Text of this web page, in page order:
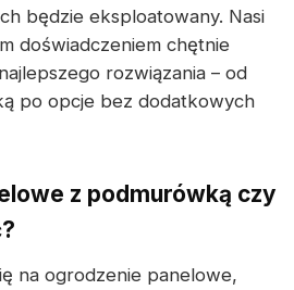
będzie eksploatowany. Nasi
doświadczeniem chętnie
rozwiązania – od
po opcje bez dodatkowych
z podmurówką czy
na ogrodzenie panelowe,